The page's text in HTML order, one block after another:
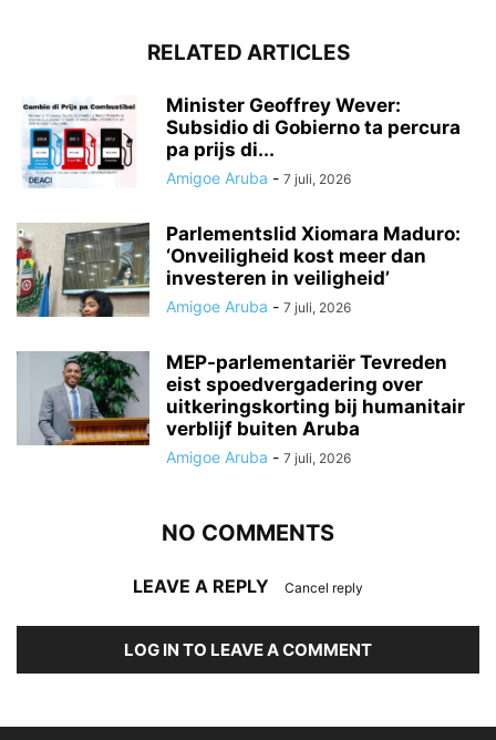
RELATED ARTICLES
Minister Geoffrey Wever:
Subsidio di Gobierno ta percura
pa prijs di...
Amigoe Aruba - 7 juli, 2026
Parlementslid Xiomara Maduro:
‘Onveiligheid kost meer dan
investeren in veiligheid’
Amigoe Aruba - 7 juli, 2026
MEP-parlementariër Tevreden
eist spoedvergadering over
uitkeringskorting bij humanitair
verblijf buiten Aruba
Amigoe Aruba - 7 juli, 2026
NO COMMENTS
LEAVE A REPLY Cancel reply
LOG IN TO LEAVE A COMMENT